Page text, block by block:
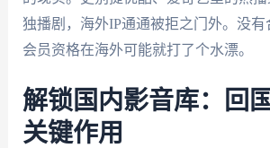
独播剧，海外IP通通被拒之门外。没
会员资格在海外可能就打了个水漂。
解锁国内影音库：回
关键作用